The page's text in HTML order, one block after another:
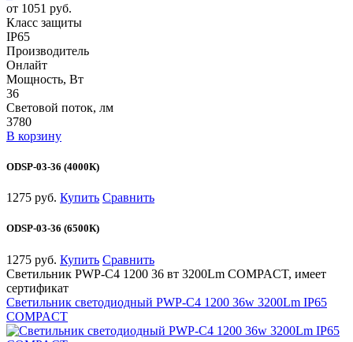
от 1051 руб.
Класс защиты
IP65
Производитель
Онлайт
Мощность, Вт
36
Световой поток, лм
3780
В корзину
ODSP-03-36 (4000К)
1275 руб. Купить Сравнить
ODSP-03-36 (6500К)
1275 руб. Купить Сравнить
Светильник PWP-С4 1200 36 вт 3200Lm COMPACT, имеет
сертификат
Светильник светодиодный PWP-С4 1200 36w 3200Lm IP65
COMPACT